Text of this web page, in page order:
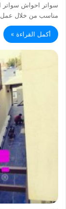
سواتر احواش سواتر
مناسب من خلال عمل
أكمل القراءة »